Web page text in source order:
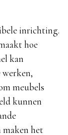
inrichting.
hoe
kan
werken,
meubels
kunnen
maken het